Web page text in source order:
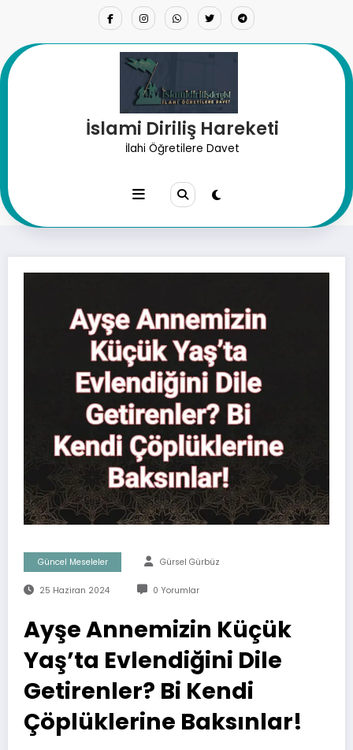
İslami Diriliş Hareketi
İlahi Öğretilere Davet
Ayşe Annemizin Küçük Yaş’ta
Kendi Çöplüklerine Baksınlar!
Güncel Meseleler Gürsel Gürbüz
25 Haziran 2024 0 Yorumlar
Ayşe Annemizin Küçük
Yaş’ta Evlendiğini Dile
Getirenler? Bi Kendi
Çöplüklerine Baksınlar!